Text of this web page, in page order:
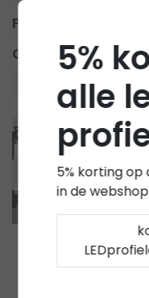
Product informatie
Gerelateerde
Luksus LED profielen
LED wandprofiel
5%
alle
5% korting op
in de